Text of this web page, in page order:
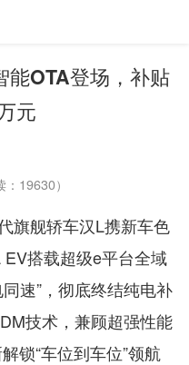
能OTA登场，补贴
元
19630）
旗舰轿车汉L携新车色
搭载超级e平台全域
速”，彻底终结纯电补
技术，兼顾超强性能
锁“车位到车位”领航